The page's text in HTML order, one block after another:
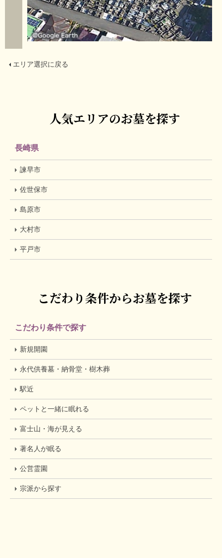
エリア選択に戻る
人気エリアのお墓を探す
長崎県
諫早市
佐世保市
島原市
大村市
平戸市
こだわり条件からお墓を探す
こだわり条件で探す
新規開園
永代供養墓・納骨堂・樹木葬
駅近
ペットと一緒に眠れる
富士山・海が見える
著名人が眠る
公営霊園
宗派から探す